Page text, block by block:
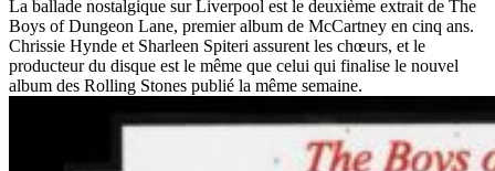
La ballade nostalgique sur Liverpool est le deuxième extrait de The
Boys of Dungeon Lane, premier album de McCartney en cinq ans.
Chrissie Hynde et Sharleen Spiteri assurent les chœurs, et le
producteur du disque est le même que celui qui finalise le nouvel
album des Rolling Stones publié la même semaine.